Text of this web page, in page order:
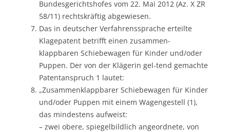
Bundesgerichtshofes vom 22. Mai 2012 (Az. X ZR
58/11) rechtskräftig abgewiesen.
Das in deutscher Verfahrenssprache erteilte
Klagepatent betrifft einen zusammen-
klappbaren Schiebewagen für Kinder und/oder
Puppen. Der von der Klägerin gel-tend gemachte
Patentanspruch 1 lautet:
„Zusammenklappbarer Schiebewagen für Kinder
und/oder Puppen mit einem Wagengestell (1),
das mindestens aufweist:
– zwei obere, spiegelbildlich angeordnete, von